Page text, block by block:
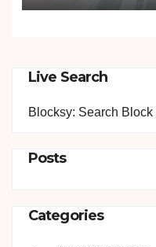
Live Search
Blocksy: Search Block
Posts
Categories